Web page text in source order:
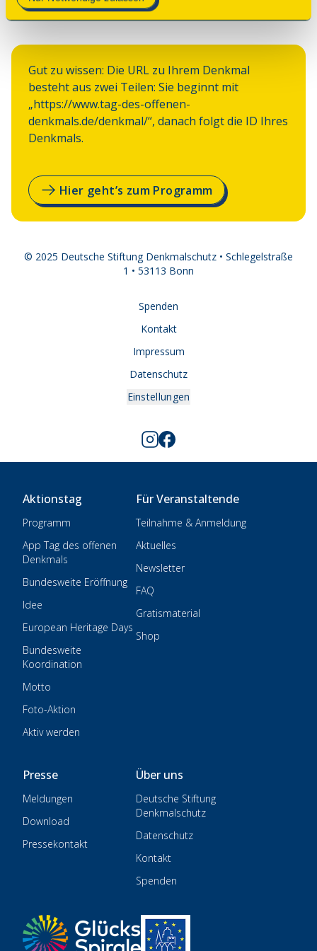
Gut zu wissen: Die URL zu Ihrem Denkmal
besteht aus zwei Teilen: Sie beginnt mit
„https://www.tag-des-offenen-
denkmals.de/denkmal/“, danach folgt die ID Ihres
Denkmals.
Hier geht’s zum Programm
© 2025 Deutsche Stiftung Denkmalschutz • Schlegelstraße
1 • 53113 Bonn
Spenden
Kontakt
Impressum
Datenschutz
Einstellungen
Aktionstag
Programm
App Tag des offenen
Denkmals
Bundesweite Eröffnung
Idee
European Heritage Days
Bundesweite
Koordination
Motto
Foto-Aktion
Aktiv werden
Für Veranstaltende
Teilnahme & Anmeldung
Aktuelles
Newsletter
FAQ
Gratismaterial
Shop
Presse
Meldungen
Download
Pressekontakt
Über uns
Deutsche Stiftung
Denkmalschutz
Datenschutz
Kontakt
Spenden